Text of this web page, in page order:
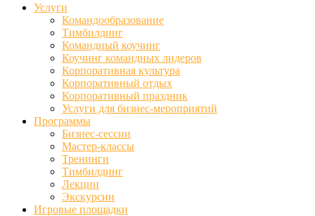
Услуги
Командообразование
Тимбилдинг
Командный коучинг
Коучинг командных лидеров
Корпоративная культура
Корпоративный отдых
Корпоративный праздник
Услуги для бизнес-мероприятий
Программы
Бизнес-сессии
Мастер-классы
Тренинги
Тимбилдинг
Лекции
Экскурсии
Игровые площадки